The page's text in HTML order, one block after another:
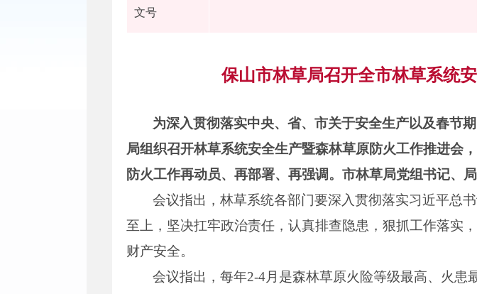
文号
保山市林草局召开全市林草系统
为深入贯彻落实中央、省、市关于安全生产以及春节
局组织召开林草系统安全生产暨森林草原防火工作推进会
防火工作再动员、再部署、再强调。市林草局党组书记、
会议指出，林草系统各部门要深入贯彻落实习近平总
至上，坚决扛牢政治责任，认真排查隐患，狠抓工作落实
财产安全。
会议指出，每年2-4月是森林草原火险等级最高、火